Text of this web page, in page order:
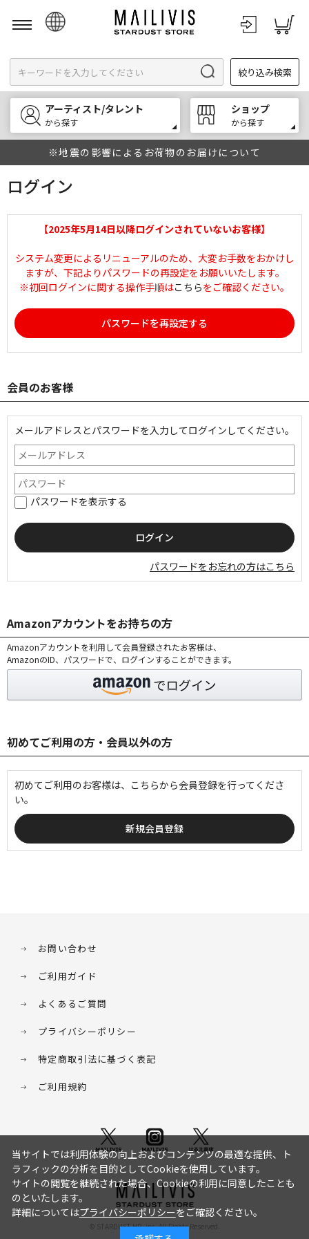
English
한국어
中文
絞り込み検索
アーティスト/タレント
から探す
ショップ
から探す
※地震の影響によるお荷物のお届けについて
ログイン
【2025年5月14日以降ログインされていないお客様】
システム変更によるリニューアルのため、大変お手数をおかけし
ますが、下記よりパスワードの再設定をお願いいたします。
※初回ログインに関する操作手順はこちらをご確認ください。
パスワードを再設定する
会員のお客様
メールアドレスとパスワードを入力してログインしてください。
パスワードを表示する
パスワードをお忘れの方はこちら
Amazonアカウントをお持ちの方
Amazonアカウントを利用して会員登録されたお客様は、
AmazonのID、パスワードで、ログインすることができます。
初めてご利用の方・会員以外の方
初めてご利用のお客様は、こちらから会員登録を行ってくださ
い。
お問い合わせ
ご利用ガイド
よくあるご質問
プライバシーポリシー
特定商取引法に基づく表記
ご利用規約
© STARDUST HD. inc. All Rights Reserved.
当サイトでは利用体験の向上およびコンテンツの最適な提供、ト
ラフィックの分析を目的としてCookieを使用しています。
サイトの閲覧を継続された場合、Cookieの利用に同意したことも
のといたします。
詳細についてはプライバシーポリシーをご確認ください。